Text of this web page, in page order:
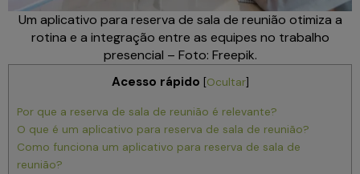
Um aplicativo para reserva de sala de reunião otimiza a
rotina e a integração entre as equipes no trabalho
presencial – Foto: Freepik.
Acesso rápido [Ocultar]
Por que a reserva de sala de reunião é relevante?
O que é um aplicativo para reserva de sala de reunião?
Como funciona um aplicativo para reserva de sala de
reunião?